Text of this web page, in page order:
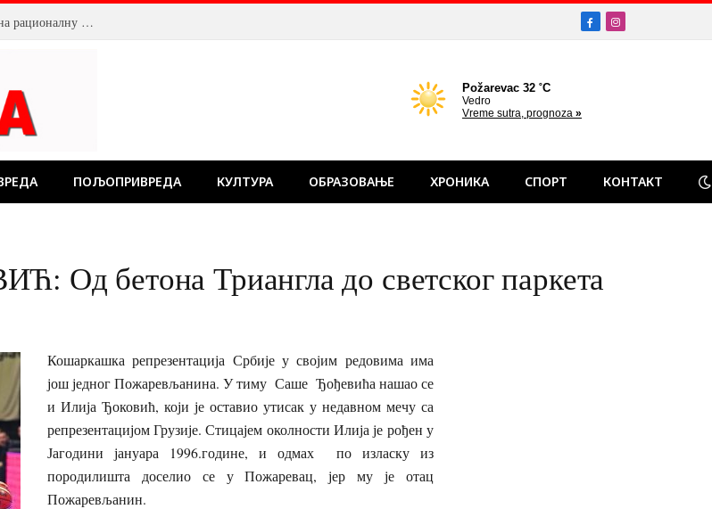
Смањен притисак воде у Пожаревцу. Апел грађанима на рационалну потрошњу FacebookInstagram
ПОЉОПРИВРЕДА КУЛТУРА ОБРАЗОВАЊЕ ХРОНИКА СПОРТ КОНТАКТ
бетона Триангла до светског паркета
Кошаркашка репрезентација Србије у својим редовима има
још једног Пожаревљанина. У тиму Саше Ђођевића нашао се
и Илија Ђоковић, који је оставио утисак у недавном мечу са
репрезентацијом Грузије. Стицајем околности Илија је рођен у
Јагодини јануара 1996.године, и одмах по изласку из
породилишта доселио се у Пожаревац, јер му је отац
Пожаревљанин.